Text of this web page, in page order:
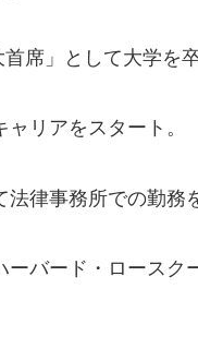
席」として大学を
リアをスタート。
律事務所での勤務
バード・ロースク